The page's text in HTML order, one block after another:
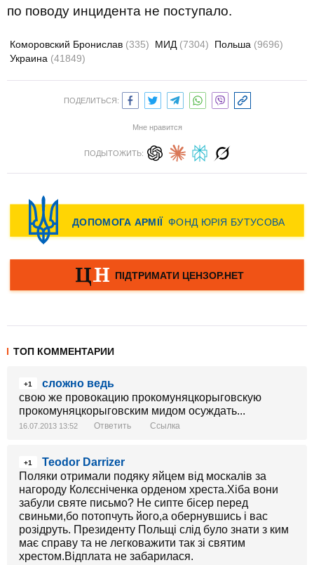
по поводу инцидента не поступало.
Коморовский Бронислав (335) МИД (7304) Польша (9696)
Украина (41849)
ПОДЕЛИТЬСЯ:
Мне нравится
ПОДЫТОЖИТЬ:
ТОП КОММЕНТАРИИ
+1
сложно ведь
свою же провокацию прокомуняцкорыговскую
прокомуняцкорыговским мидом осуждать...
16.07.2013 13:52 Ответить Ссылка
+1
Teodor Darrizer
Поляки отримали подяку яйцем від москалів за
нагороду Колєсніченка орденом хреста.Хіба вони
забули святе письмо? Не сипте бісер перед
свиньми,бо потопчуть його,а обернувшись і вас
розідруть. Президенту Польщі слід було знати з ким
має справу та не легковажити так зі святим
хрестом.Відплата не забарилася.